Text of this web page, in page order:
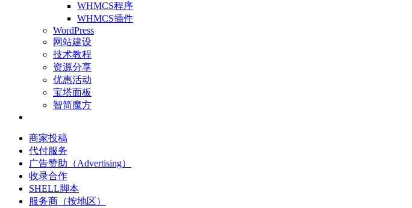
WHMCS程序
WHMCS插件
WordPress
网站建设
技术教程
资源分享
优惠活动
宝塔面板
智简魔方
商家投稿
代付服务
广告赞助（Advertising）
收录合作
SHELL脚本
服务商（按地区）